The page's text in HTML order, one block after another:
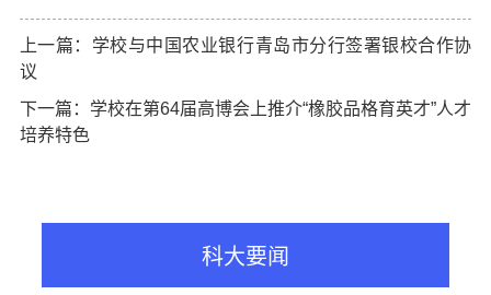
上一篇：学校与中国农业银行青岛市分行签署银校合作协
议
下一篇：学校在第64届高博会上推介“橡胶品格育英才”人才
培养特色
科大要闻